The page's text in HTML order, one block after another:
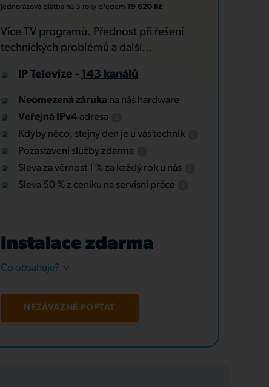
Jednorázová platba na 3 rokypředem 19 620 Kč
Více TV programů. Přednost při řešení
technických problémů a další...
IP Televize - 143 kanálů
Neomezená záruka na náš hardware
Veřejná IPv4 adresa
Kdyby něco, stejný den je u vás technik
Pozastavení služby zdarma
Sleva za věrnost 1 % za každý rok u nás
Sleva 50 % z ceníku na servisní práce
Instalace zdarma
Co obsahuje?
NEZÁVAZNĚ POPTAT